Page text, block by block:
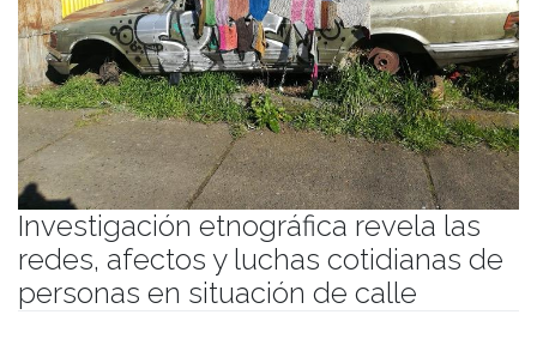
Investigación etnográfica revela las
redes, afectos y luchas cotidianas de
personas en situación de calle